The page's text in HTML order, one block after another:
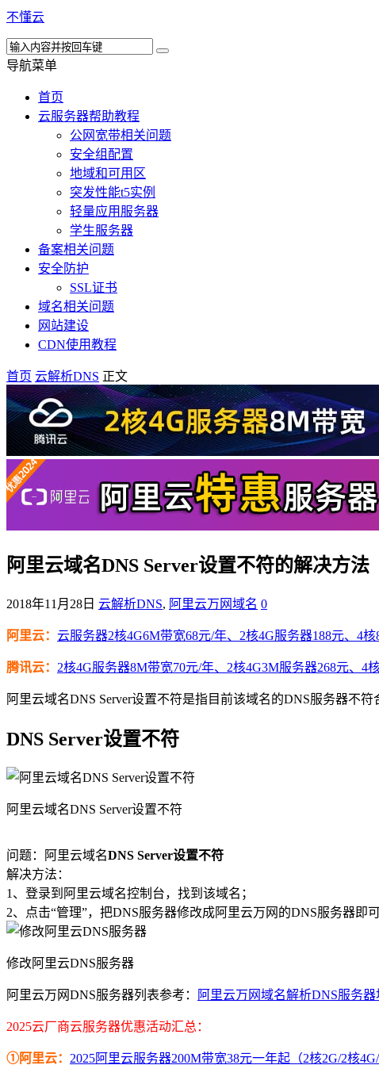
不懂云
导航菜单
首页
云服务器帮助教程
公网宽带相关问题
安全组配置
地域和可用区
突发性能t5实例
轻量应用服务器
学生服务器
备案相关问题
安全防护
SSL证书
域名相关问题
网站建设
CDN使用教程
首页 云解析DNS 正文
阿里云域名DNS Server设置不符的解决方法
2018年11月28日 云解析DNS, 阿里云万网域名 0
阿里云： 云服务器2核4G6M带宽68元/年、2核4G服务器188元、4
腾讯云： 2核4G服务器8M带宽70元/年、2核4G3M服务器268元、4
阿里云域名DNS Server设置不符是指目前该域名的DNS服务器不
DNS Server设置不符
阿里云域名DNS Server设置不符
问题：阿里云域名DNS Server设置不符
解决方法：
1、登录到阿里云域名控制台，找到该域名；
2、点击“管理”，把DNS服务器修改成阿里云万网的DNS服务器即可
修改阿里云DNS服务器
阿里云万网DNS服务器列表参考： 阿里云万网域名解析DNS服务
2025云厂商云服务器优惠活动汇总：
①阿里云： 2025阿里云服务器200M带宽38元一年起（2核2G/2核4G/